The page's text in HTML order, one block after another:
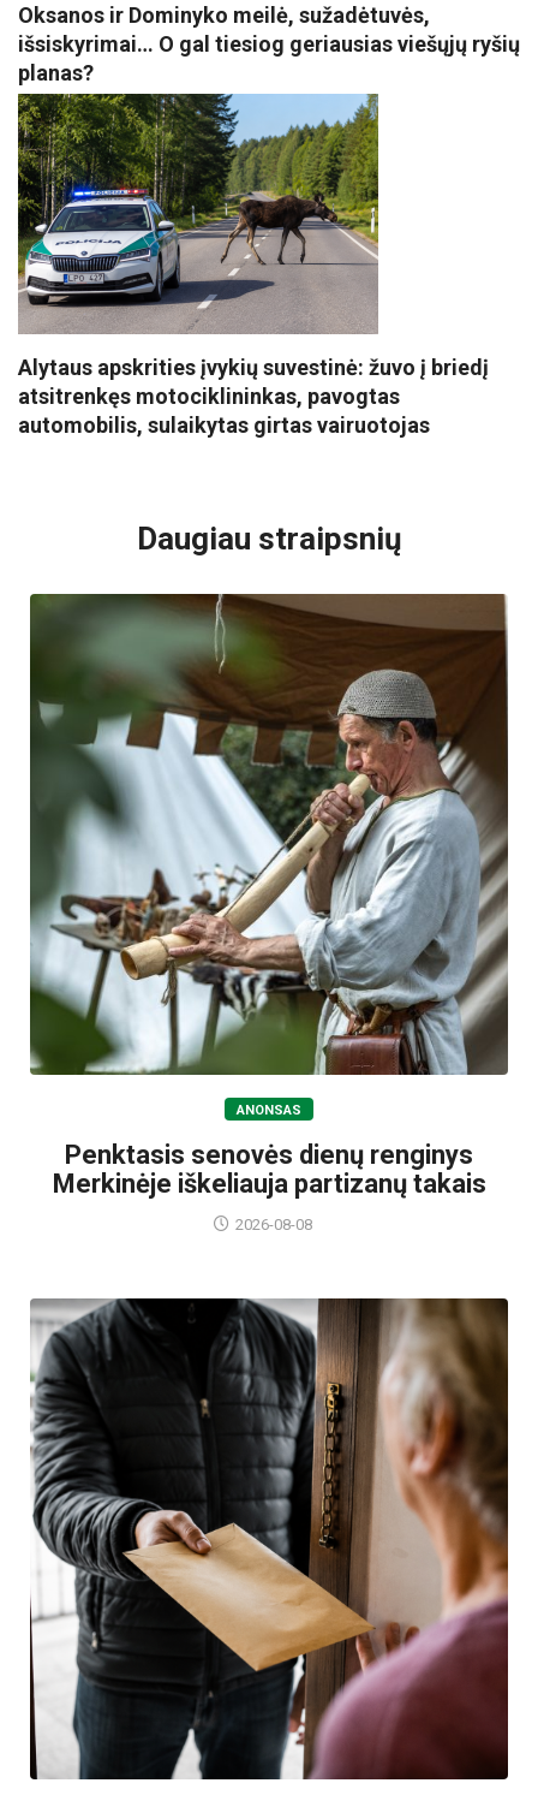
Oksanos ir Dominyko meilė, sužadėtuvės,
išsiskyrimai… O gal tiesiog geriausias viešųjų ryšių
planas?
Alytaus apskrities įvykių suvestinė: žuvo į briedį
atsitrenkęs motociklininkas, pavogtas
automobilis, sulaikytas girtas vairuotojas
Daugiau straipsnių
ANONSAS
Penktasis senovės dienų renginys
Merkinėje iškeliauja partizanų takais
2026-08-08